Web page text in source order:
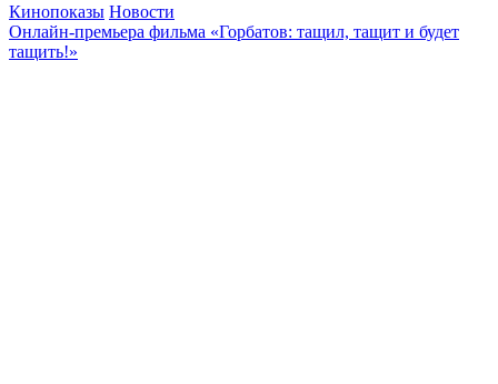
Кинопоказы Новости
Онлайн-премьера фильма «Горбатов: тащил, тащит и будет
тащить!»